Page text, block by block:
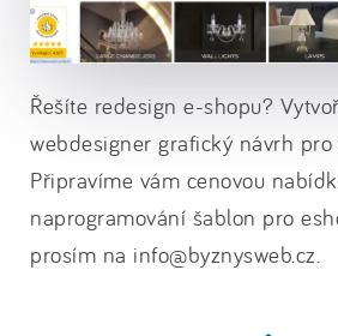
Řešíte redesign e-shopu?
webdesigner grafický návrh
Připravíme vám cenovou
naprogramování šablon pro
prosím na info@byznysweb.cz.